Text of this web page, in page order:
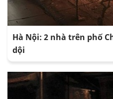
Hà Nội: 2 nhà trên phố
dội